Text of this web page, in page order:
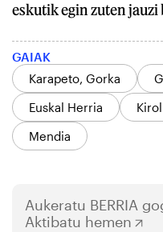
eskutik egin zuten
GAIAK
Karapeto, Gorka
Euskal Herria
Mendia
Aukeratu BERRIA
Aktibatu hemen